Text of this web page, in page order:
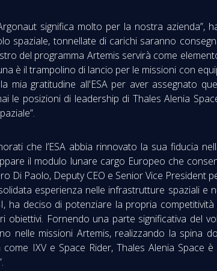
significa molto per la nostra azienda”,
spaziale, tonnellate di carichi saranno
del programma Artemis servirà come
è il trampolino di lancio per le missioni con
mia gratitudine all'ESA per aver assegnato
le posizioni di leadership di Thales Alenia
che l’ESA abbia rinnovato la sua fiducia
il modulo lunare cargo Europeo che
Di Paolo, Deputy CEO e Senior Vice President
esperienza nelle infrastrutture spaziali e
ha deciso di potenziare la propria
obiettivi. Fornendo una parte significativa del
nelle missioni Artemis, realizzando la spina
IXV e Space Rider, Thales Alenia Space